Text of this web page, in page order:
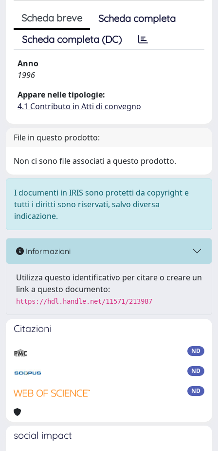
Scheda breve
Scheda completa
Scheda completa (DC)
Anno
1996
Appare nelle tipologie:
4.1 Contributo in Atti di convegno
File in questo prodotto:
Non ci sono file associati a questo prodotto.
I documenti in IRIS sono protetti da copyright e
tutti i diritti sono riservati, salvo diversa
indicazione.
Informazioni
Utilizza questo identificativo per citare o creare un
link a questo documento:
https://hdl.handle.net/11571/213987
Citazioni
ND
ND
ND
social impact